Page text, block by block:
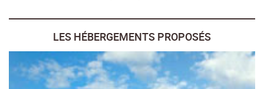
LES HÉBERGEMENTS PROPOSÉS